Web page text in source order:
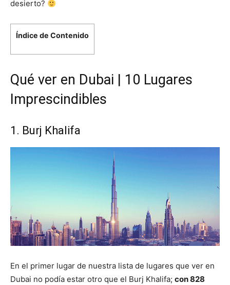
desierto?
Índice de Contenido
Qué ver en Dubai | 10 Lugares
Imprescindibles
1. Burj Khalifa
En el primer lugar de nuestra lista de lugares que ver en
Dubai no podía estar otro que el Burj Khalifa; con 828